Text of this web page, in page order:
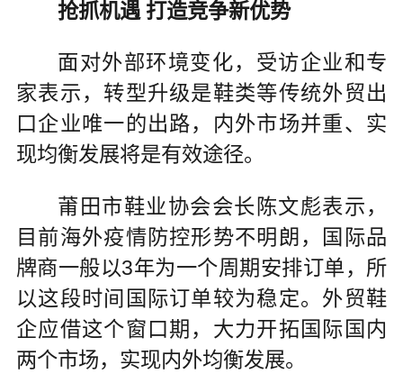
抢抓机遇 打造竞争新优势
面对外部环境变化，受访企业和专
家表示，转型升级是鞋类等传统外贸出
口企业唯一的出路，内外市场并重、实
现均衡发展将是有效途径。
莆田市鞋业协会会长陈文彪表示，
目前海外疫情防控形势不明朗，国际品
牌商一般以3年为一个周期安排订单，所
以这段时间国际订单较为稳定。外贸鞋
企应借这个窗口期，大力开拓国际国内
两个市场，实现内外均衡发展。